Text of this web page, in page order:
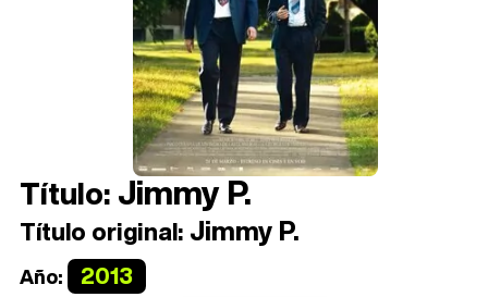
Título:Jimmy P.
Título original: Jimmy P.
Año: 2013